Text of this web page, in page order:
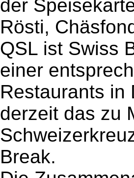
der
Rösti,
QSL ist Swiss
einer
Restaurants in
derzeit das zu
Break.